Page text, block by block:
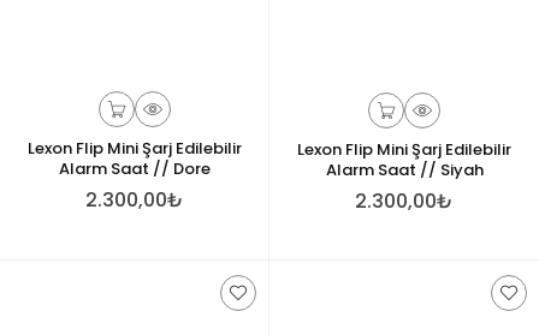
Lexon Flip Mini Şarj Edilebilir
Alarm Saat // Dore
2.300,00₺
Lexon Flip Mini Şarj Edilebilir
Alarm Saat // Siyah
2.300,00₺